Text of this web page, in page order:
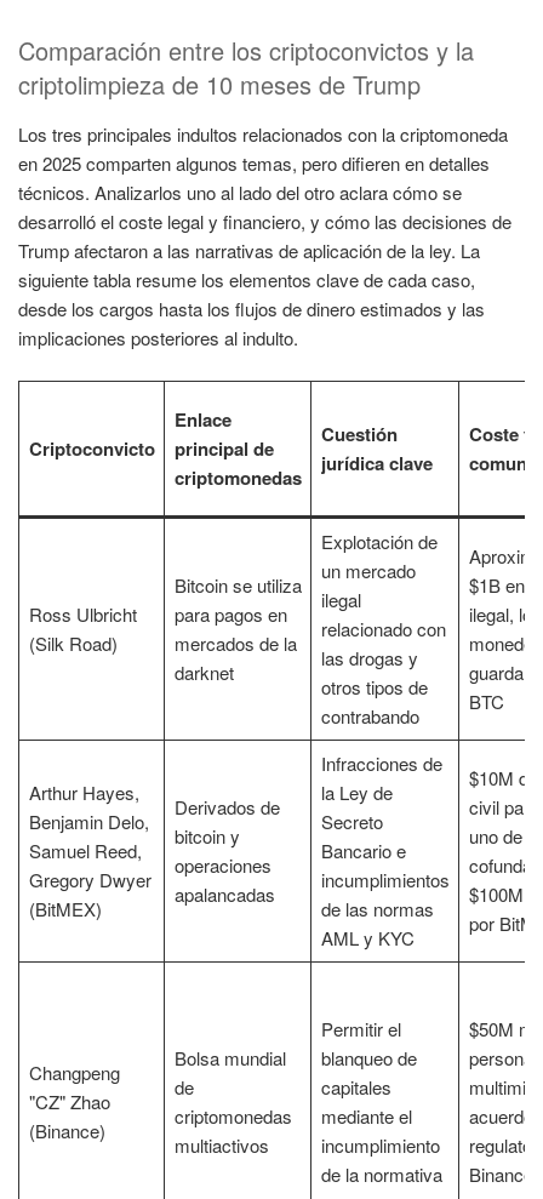
Comparación entre los criptoconvictos y la
criptolimpieza de 10 meses de Trump
Los tres principales indultos relacionados con la criptomoneda
en 2025 comparten algunos temas, pero difieren en detalles
técnicos. Analizarlos uno al lado del otro aclara cómo se
desarrolló el coste legal y financiero, y cómo las decisiones de
Trump afectaron a las narrativas de aplicación de la ley. La
siguiente tabla resume los elementos clave de cada caso,
desde los cargos hasta los flujos de dinero estimados y las
implicaciones posteriores al indulto.
Criptoconvicto
Enlace
principal de
criptomonedas
Cuestión
jurídica clave
Coste
Ross Ulbricht
(Silk Road)
Bitcoin se utiliza
para pagos en
mercados de la
darknet
Explotación de
un mercado
ilegal
relacionado con
las drogas y
otros tipos de
contrabando
$1B en
ilegal, los
guardan
BTC
Arthur Hayes,
Benjamin Delo,
Samuel Reed,
Gregory Dwyer
(BitMEX)
Derivados de
bitcoin y
operaciones
apalancadas
Infracciones de
la Ley de
Secreto
Bancario e
incumplimientos
de las normas
AML y KYC
$10M de
civil
uno de
$100M
por
Changpeng
"CZ" Zhao
(Binance)
Bolsa mundial
de
criptomonedas
multiactivos
Permitir el
blanqueo de
capitales
mediante el
incumplimiento
de la normativa
$50M
personal,
acuerdo
Binance